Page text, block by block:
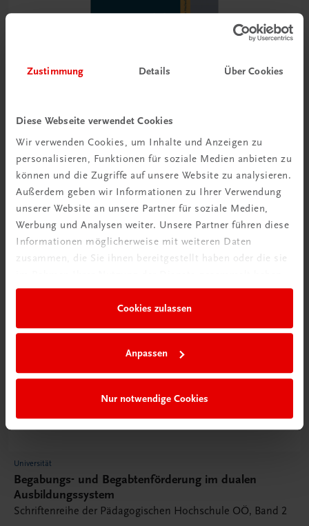
Zustimmung Details Über Cookies
Diese Webseite verwendet Cookies
Wir verwenden Cookies, um Inhalte und Anzeigen zu
personalisieren, Funktionen für soziale Medien anbieten zu
können und die Zugriffe auf unsere Website zu analysieren.
Außerdem geben wir Informationen zu Ihrer Verwendung
unserer Website an unsere Partner für soziale Medien,
Werbung und Analysen weiter. Unsere Partner führen diese
Informationen möglicherweise mit weiteren Daten
zusammen, die Sie ihnen bereitgestellt haben oder die sie
Cookies zulassen
Anpassen
Nur notwendige Cookies
Universität
Umgang mit Vielfalt
Schriftenreihe der Pädagogischen Hochschule OÖ, Band 3
€ 38,50
Universität
Begabungs- und Begabtenförderung im dualen
Ausbildungssystem
Schriftenreihe der Pädagogischen Hochschule OÖ, Band 2